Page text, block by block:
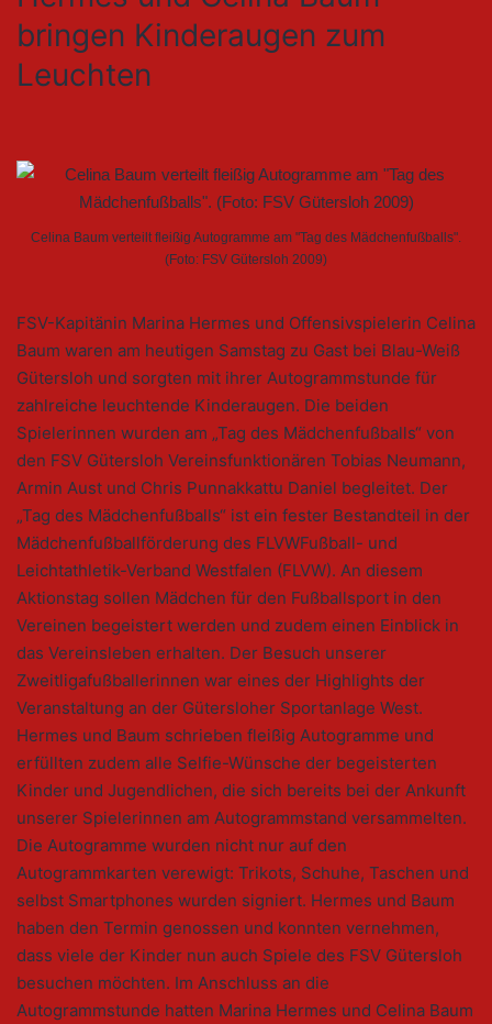
bringen Kinderaugen zum
Leuchten
Celina Baum verteilt fleißig Autogramme am "Tag des Mädchenfußballs".
(Foto: FSV Gütersloh 2009)
FSV-Kapitänin Marina Hermes und Offensivspielerin Celina
Baum waren am heutigen Samstag zu Gast bei Blau-Weiß
Gütersloh und sorgten mit ihrer Autogrammstunde für
zahlreiche leuchtende Kinderaugen. Die beiden
Spielerinnen wurden am „Tag des Mädchenfußballs“ von
den FSV Gütersloh Vereinsfunktionären Tobias Neumann,
Armin Aust und Chris Punnakkattu Daniel begleitet. Der
„Tag des Mädchenfußballs“ ist ein fester Bestandteil in der
Mädchenfußballförderung des FLVWFußball- und
Leichtathletik-Verband Westfalen (FLVW). An diesem
Aktionstag sollen Mädchen für den Fußballsport in den
Vereinen begeistert werden und zudem einen Einblick in
das Vereinsleben erhalten. Der Besuch unserer
Zweitligafußballerinnen war eines der Highlights der
Veranstaltung an der Gütersloher Sportanlage West.
Hermes und Baum schrieben fleißig Autogramme und
erfüllten zudem alle Selfie-Wünsche der begeisterten
Kinder und Jugendlichen, die sich bereits bei der Ankunft
unserer Spielerinnen am Autogrammstand versammelten.
Die Autogramme wurden nicht nur auf den
Autogrammkarten verewigt: Trikots, Schuhe, Taschen und
selbst Smartphones wurden signiert. Hermes und Baum
haben den Termin genossen und konnten vernehmen,
dass viele der Kinder nun auch Spiele des FSV Gütersloh
besuchen möchten. Im Anschluss an die
Autogrammstunde hatten Marina Hermes und Celina Baum